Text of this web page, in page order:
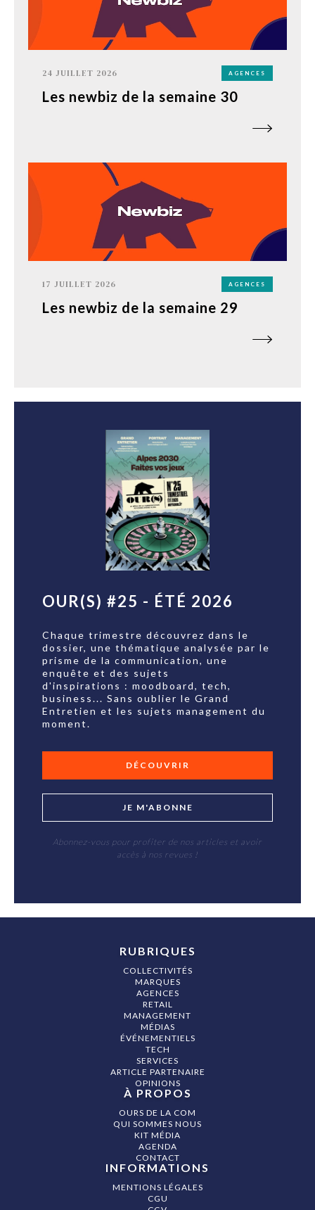
24 JUILLET 2026 AGENCES
Les newbiz de la semaine 30
17 JUILLET 2026 AGENCES
Les newbiz de la semaine 29
OUR(S) #25 - ÉTÉ 2026
Chaque trimestre découvrez dans le
dossier, une thématique analysée par le
prisme de la communication, une
enquête et des sujets
d'inspirations : moodboard, tech,
business... Sans oublier le Grand
Entretien et les sujets management du
moment.
DÉCOUVRIR
JE M'ABONNE
Abonnez-vous pour profiter de nos articles et avoir
accès à nos revues !
RUBRIQUES
COLLECTIVITÉS
MARQUES
AGENCES
RETAIL
MANAGEMENT
MÉDIAS
ÉVÉNEMENTIELS
TECH
SERVICES
ARTICLE PARTENAIRE
OPINIONS
À PROPOS
OURS DE LA COM
QUI SOMMES NOUS
KIT MÉDIA
AGENDA
CONTACT
INFORMATIONS
MENTIONS LÉGALES
CGU